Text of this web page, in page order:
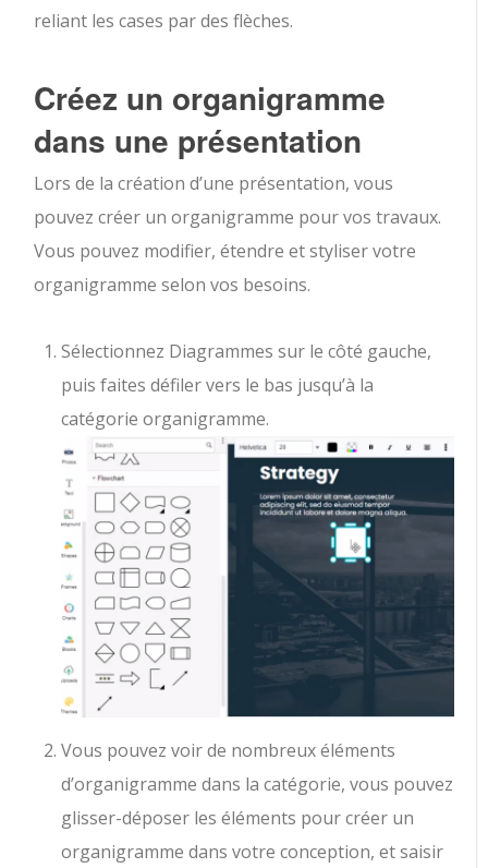
reliant les cases par des flèches.
Créez un organigramme
dans une présentation
Lors de la création d’une présentation, vous
pouvez créer un organigramme pour vos travaux.
Vous pouvez modifier, étendre et styliser votre
organigramme selon vos besoins.
Sélectionnez Diagrammes sur le côté gauche,
puis faites défiler vers le bas jusqu’à la
catégorie organigramme.
Vous pouvez voir de nombreux éléments
d’organigramme dans la catégorie, vous pouvez
glisser-déposer les éléments pour créer un
organigramme dans votre conception, et saisir